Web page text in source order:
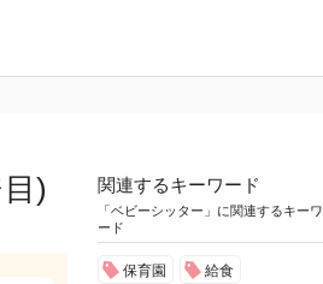
) 関連するキーワード
「ベビーシッター」に関連するキーワ
ード
保育園 給食